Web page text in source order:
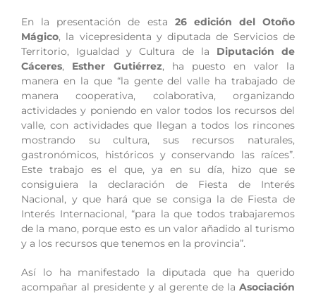
En la presentación de esta 26 edición del Otoño
Mágico, la vicepresidenta y diputada de Servicios de
Territorio, Igualdad y Cultura de la Diputación de
Cáceres, Esther Gutiérrez, ha puesto en valor la
manera en la que “la gente del valle ha trabajado de
manera cooperativa, colaborativa, organizando
actividades y poniendo en valor todos los recursos del
valle, con actividades que llegan a todos los rincones
mostrando su cultura, sus recursos naturales,
gastronómicos, históricos y conservando las raíces”.
Este trabajo es el que, ya en su día, hizo que se
consiguiera la declaración de Fiesta de Interés
Nacional, y que hará que se consiga la de Fiesta de
Interés Internacional, “para la que todos trabajaremos
de la mano, porque esto es un valor añadido al turismo
y a los recursos que tenemos en la provincia”.
Así lo ha manifestado la diputada que ha querido
acompañar al presidente y al gerente de la Asociación